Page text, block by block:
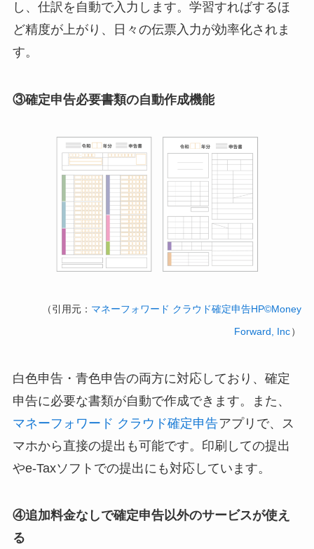
し、仕訳を自動で入力します。学習すればするほ
ど精度が上がり、日々の伝票入力が効率化されま
す。
③確定申告必要書類の自動作成機能
（引用元： マネーフォワード クラウド確定申告HP©Money
Forward, Inc）
白色申告・青色申告の両方に対応しており、確定
申告に必要な書類が自動で作成できます。また、
マネーフォワード クラウド確定申告アプリで、ス
マホから直接の提出も可能です。印刷しての提出
やe-Taxソフトでの提出にも対応しています。
④追加料金なしで確定申告以外のサービスが使え
る